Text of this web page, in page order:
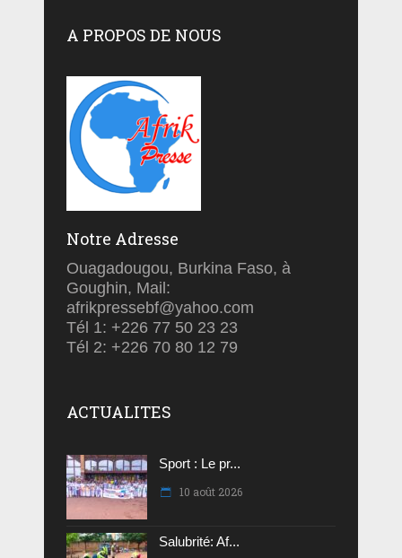
A PROPOS DE NOUS
Notre Adresse
Ouagadougou, Burkina Faso, à
Goughin, Mail:
afrikpressebf@yahoo.com
Tél 1: +226 77 50 23 23
Tél 2: +226 70 80 12 79
ACTUALITES
Sport : Le pr...
10 août 2026
Salubrité: Af...